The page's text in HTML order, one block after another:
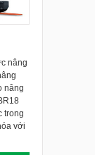
nâng
nâng
trong
với